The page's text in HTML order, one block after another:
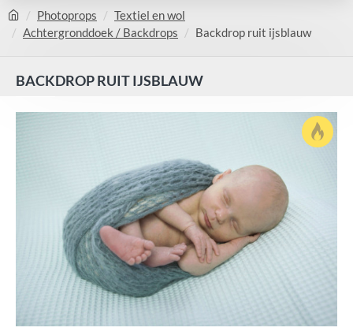
Photoprops
Textiel en wol
Achtergronddoek / Backdrops
Backdrop ruit ijsblauw
BACKDROP RUIT IJSBLAUW